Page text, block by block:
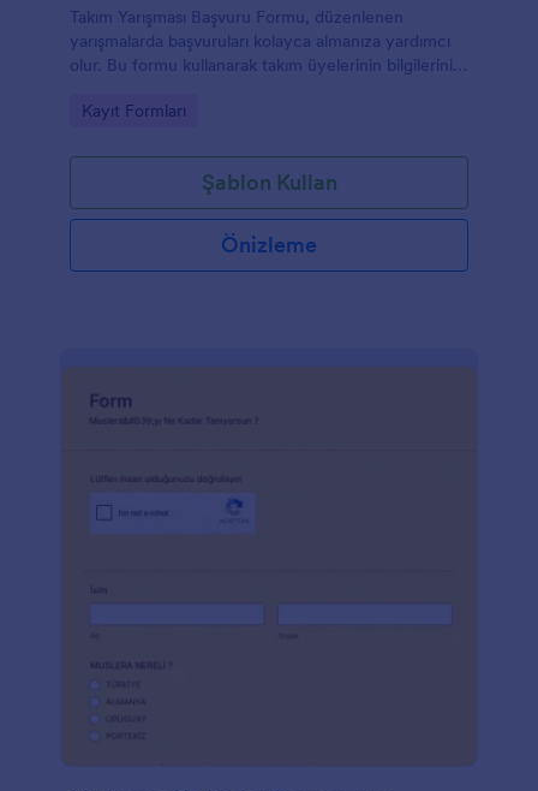
Takım Yarışması Başvuru Formu, düzenlenen
yarışmalarda başvuruları kolayca almanıza yardımcı
olur. Bu formu kullanarak takım üyelerinin bilgilerini
gerektirmeden kolayca özelleştirebileceğiniz bu
detaylandırabilirsiniz.
Go to Category:
Kayıt Formları
Şablon Kullan
Önizleme